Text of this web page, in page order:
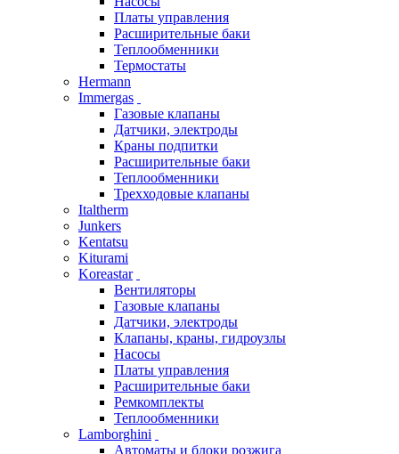
Платы управления
Расширительные баки
Теплообменники
Термостаты
Hermann
Immergas
Газовые клапаны
Датчики, электроды
Краны подпитки
Расширительные баки
Теплообменники
Трехходовые клапаны
Italtherm
Junkers
Kentatsu
Kiturami
Koreastar
Вентиляторы
Газовые клапаны
Датчики, электроды
Клапаны, краны, гидроузлы
Насосы
Платы управления
Расширительные баки
Ремкомплекты
Теплообменники
Lamborghini
Автоматы и блоки розжига